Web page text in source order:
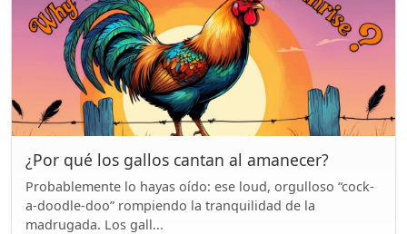
¿Por qué los gallos cantan al amanecer?
Probablemente lo hayas oído: ese loud, orgulloso “cock-
a-doodle-doo” rompiendo la tranquilidad de la
madrugada. Los gall...